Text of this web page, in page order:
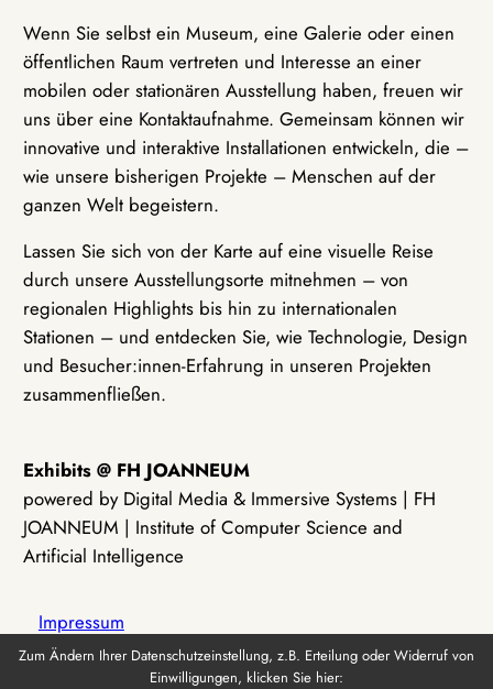
Wenn Sie selbst ein Museum, eine Galerie oder einen
öffentlichen Raum vertreten und Interesse an einer
mobilen oder stationären Ausstellung haben, freuen wir
uns über eine Kontaktaufnahme. Gemeinsam können wir
innovative und interaktive Installationen entwickeln, die –
wie unsere bisherigen Projekte – Menschen auf der
ganzen Welt begeistern.
Lassen Sie sich von der Karte auf eine visuelle Reise
durch unsere Ausstellungsorte mitnehmen – von
regionalen Highlights bis hin zu internationalen
Stationen – und entdecken Sie, wie Technologie, Design
und Besucher:innen-Erfahrung in unseren Projekten
zusammenfließen.
Exhibits @ FH JOANNEUM
powered by Digital Media & Immersive Systems | FH
JOANNEUM | Institute of Computer Science and
Artificial Intelligence
Impressum
Zum Ändern Ihrer Datenschutzeinstellung, z.B. Erteilung oder Widerruf von
Einwilligungen, klicken Sie hier: